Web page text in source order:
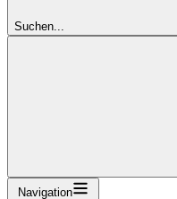
Suchen...
Navigation